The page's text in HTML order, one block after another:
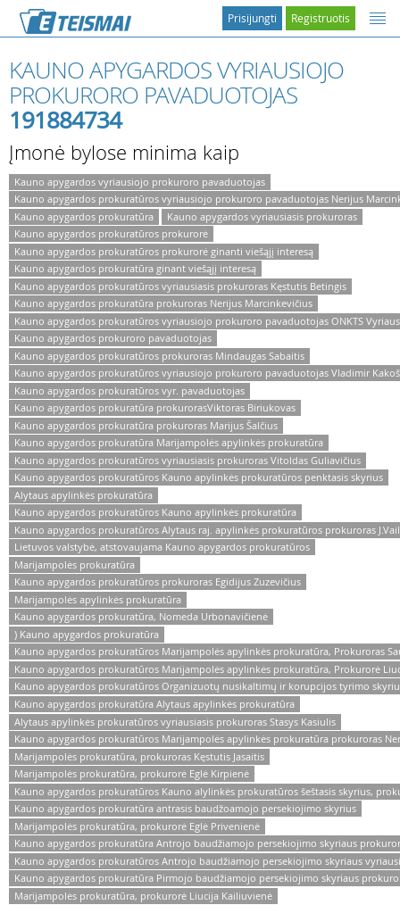
Registruotis
Prisijungti
KAUNO APYGARDOS VYRIAUSIOJO
PROKURORO PAVADUOTOJAS
191884734
Įmonė bylose minima kaip
Kauno apygardos vyriausiojo prokuroro pavaduotojas
Kauno apygardos prokuratūros vyriausiojo prokuroro pavaduotojas Nerijus
Kauno apygardos prokuratūra
Kauno apygardos vyriausiasis prokuroras
Kauno apygardos prokuratūros prokurorė
Kauno apygardos prokuratūros prokurorė ginanti viešąjį interesą
Kauno apygardos prokuratūra ginant viešąjį interesą
Kauno apygardos prokuratūros vyriausiasis prokuroras Kęstutis Betingis
Kauno apygardos prokuratūra prokuroras Nerijus Marcinkevičius
Kauno apygardos prokuratūros vyriausiojo prokuroro pavaduotojas ONKTS
Kauno apygardos prokuroro pavaduotojas
Kauno apygardos prokuratūros prokuroras Mindaugas Sabaitis
Kauno apygardos prokuratūros vyriausiojo prokuroro pavaduotojas Vladimir
Kauno apygardos prokuratūros vyr. pavaduotojas
Kauno apygardos prokuratūra prokurorasViktoras Biriukovas
Kauno apygardos prokuratūra prokuroras Marijus Šalčius
Kauno apygardos prokuratūra Marijampolės apylinkės prokuratūra
Kauno apygardos prokuratūros vyriausiasis prokuroras Vitoldas Guliavičius
Kauno apygardos prokuratūros Kauno apylinkės prokuratūros penktasis skyrius
Alytaus apylinkės prokuratūra
Kauno apygardos prokuratūros Kauno apylinkės prokuratūra
Kauno apygardos prokuratūros Alytaus raj. apylinkės prokuratūros prokuroras
Lietuvos valstybė, atstovaujama Kauno apygardos prokuratūros
Marijampolės prokuratūra
Kauno apygardos prokuratūros prokuroras Egidijus Zuzevičius
Marijampolės apylinkės prokuratūra
Kauno apygardos prokuratūra, Nomeda Urbonavičienė
) Kauno apygardos prokuratūra
Kauno apygardos prokuratūros Marijampolės apylinkės prokuratūra, Prokuroras
Kauno apygardos prokuratūros Marijampolės apylinkės prokuratūra, Prokurorė
Kauno apygardos prokuratūros Organizuotų nusikaltimų ir korupcijos tyrimo
Kauno apygardos prokuratūra Alytaus apylinkės prokuratūra
Alytaus apylinkės prokuratūros vyriausiasis prokuroras Stasys Kasiulis
Kauno apygardos prokuratūros Marijampolės apylinkės prokuratūra prokuroras
Marijampolės prokuratūra, prokuroras Kęstutis Jasaitis
Marijampolės prokuratūra, prokurorė Eglė Kirpienė
Kauno apygardos prokuratūros Kauno alylinkės prokuratūros šeštasis skyrius,
Kauno apygardos prokuratūra antrasis baudžoamojo persekiojimo skyrius
Marijampolės prokuratūra, prokurorė Eglė Privenienė
Kauno apygardos prokuratūra Antrojo baudžiamojo persekiojimo skyriaus
Kauno apygardos prokuratūros Antrojo baudžiamojo persekiojimo skyriaus
Kauno apygardos prokuratūra Pirmojo baudžiamojo persekiojimo skyriaus
Marijampolės prokuratūra, prokurorė Liucija Kailiuvienė